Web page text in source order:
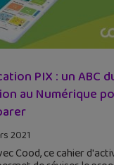
PIX : un ABC
au Numérique
2021
Cood, ce cahier